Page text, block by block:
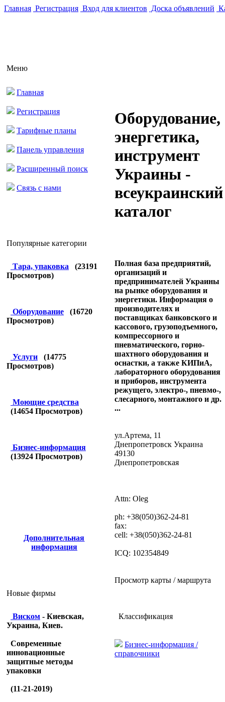
Главная Регистрация Вход для клиентов Доска объявлений
Меню
Главная
Регистрация
Тарифные планы
Панель управления
Расширенный поиск
Связь с нами
Популярные категории
Тара, упаковка (23191
Просмотров)
Оборудование (16720
Просмотров)
Услуги (14775
Просмотров)
Моющие средства
(14654 Просмотров)
Бизнес-информация
(13924 Просмотров)
Дополнительная
информация
Новые фирмы
Виском - Киевская,
Украина, Киев.
Современные
инновационные
защитные методы
упаковки
(11-21-2019)
Оборудование,
энергетика,
инструмент
Украины -
всеукраинский
каталог
Полная база предприятий,
организаций и
предпринимателей Украины
на рынке оборудования и
энергетики. Информация о
производителях и
поставщиках банковского и
кассового, грузоподъемного,
компрессорного и
пневматического, горно-
шахтного оборудования и
оснастки, а также КИПиА,
лабораторного оборудования
и приборов, инструмента
режущего, электро-, пневмо-,
слесарного, монтажного и др.
...
ул.Артема, 11
Днепропетровск Украина
49130
Днепропетровская
Attn: Oleg
ph: +38(050)362-24-81
fax:
cell: +38(050)362-24-81
ICQ: 102354849
Просмотр карты / маршрута
Классификация
Бизнес-информация /
справочники